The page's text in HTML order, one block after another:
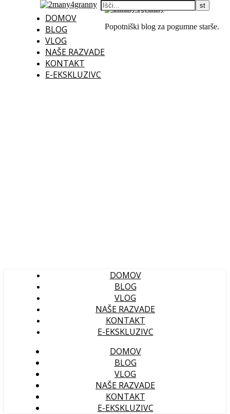
DOMOV
BLOG
VLOG
NAŠE RAZVADE
KONTAKT
E-EKSKLUZIVC
Popotniški blog za pogumne starše.
DOMOV
BLOG
VLOG
NAŠE RAZVADE
KONTAKT
E-EKSKLUZIVC
DOMOV
BLOG
VLOG
NAŠE RAZVADE
KONTAKT
E-EKSKLUZIVC